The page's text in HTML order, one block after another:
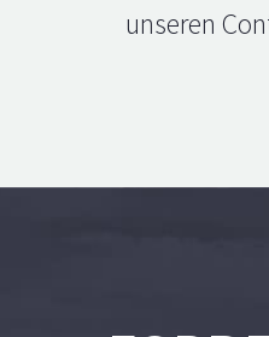
unseren